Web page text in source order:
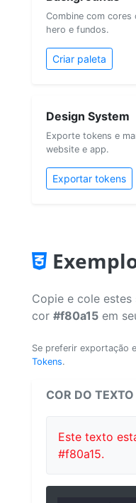
Combine com cores
hero e fundos.
Criar paleta
Design System
Exporte tokens e
website e app.
Exportar tokens
Copie e cole estes
cor #f80a15 em
Se preferir exportação
Tokens.
COR DO TEXTO
Este texto
#f80a15.